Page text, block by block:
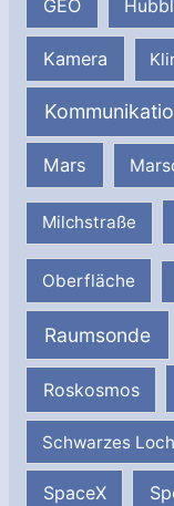
GEO
Kamera
Mars
Milchstraße
Oberfläche
Raumsonde
Roskosmos
Schwarzes Loch
SpaceX